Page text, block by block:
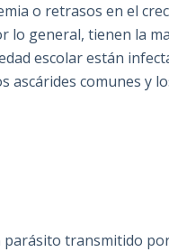
o retrasos en el
lo general, tienen la
escolar están
ascárides comunes y
transmitido